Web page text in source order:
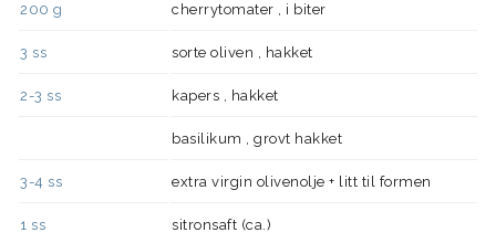
200 g cherrytomater , i biter
3 ss sorte oliven , hakket
2-3 ss kapers , hakket
basilikum , grovt hakket
3-4 ss extra virgin olivenolje + litt til formen
1 ss sitronsaft (ca.)